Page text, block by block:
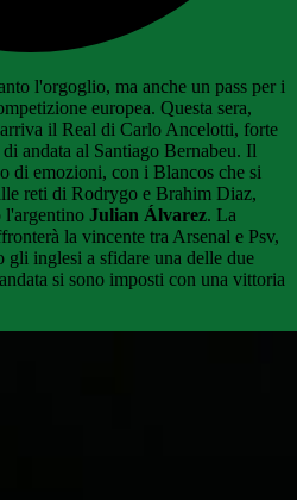
l'orgoglio, ma anche un pass per i
europea. Questa sera,
il Real di Carlo Ancelotti, forte
andata al Santiago Bernabeu. Il
di emozioni, con i Blancos che si
reti di Rodrygo e Brahim Diaz,
l'argentino Julian Álvarez. La
la vincente tra Arsenal e Psv,
gli inglesi a sfidare una delle due
si sono imposti con una vittoria